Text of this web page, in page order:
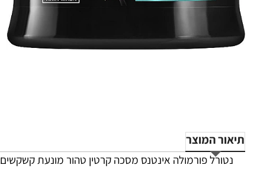
תיאור המוצר
נטורל פורמולה אינטנס מסכה קרטין טהור מונעת קשקשים 350 מ"ל - מבית NATURAL FORMULA